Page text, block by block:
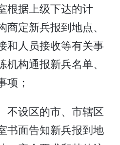
根据上级下达的计
定新兵报到地点、
和人员接收等有关事
构通报新兵名单、
项；
不设区的市、市辖区
书面告知新兵报到地